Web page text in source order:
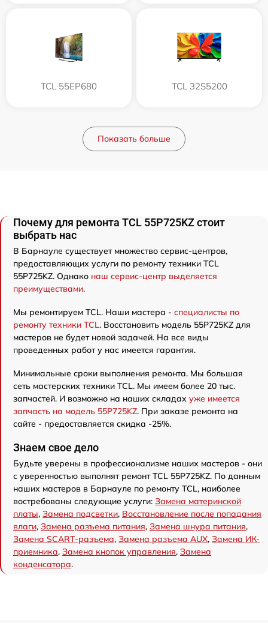
TCL 55EP680 TCL 32S5200
Показать больше
Почему для ремонта TCL 55P725KZ стоит
выбрать нас
В Барнауле существует множество сервис-центров,
предоставляющих услуги по ремонту техники TCL
55P725KZ. Однако наш сервис-центр выделяется
преимуществами.
Мы ремонтируем TCL. Наши мастера - специалисты по
ремонту техники TCL. Восстановить модель 55P725KZ для
мастеров не будет новой задачей. На все виды
проведенных работ у нас имеется гарантия.
Минимальные сроки выполнения ремонта. Мы большая
сеть мастерских техники TCL. Мы имеем более 20 тыс.
запчастей. И возможно на наших складах уже имеется
запчасть на модель 55P725KZ. При заказе ремонта на
сайте - предоставляется скидка -25%.
Знаем свое дело
Будьте уверены в профессионализме наших мастеров - они
с уверенностью выполнят ремонт TCL 55P725KZ. По данным
наших мастеров в Барнауле по ремонту TCL, наиболее
востребованы следующие услуги: Замена материнской
платы, Замена подсветки, Восстановление после попадания
влаги, Замена разъема питания, Замена шнура питания,
Замена SCART-разъема, Замена разъема AUX, Замена ИК-
приемника, Замена кнопок управления, Замена
конденсатора.